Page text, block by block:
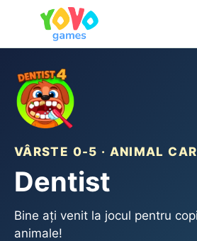
VÂRSTE 0-5 · ANIMAL
Dentist
Bine ați venit la jocul pentru
animale!